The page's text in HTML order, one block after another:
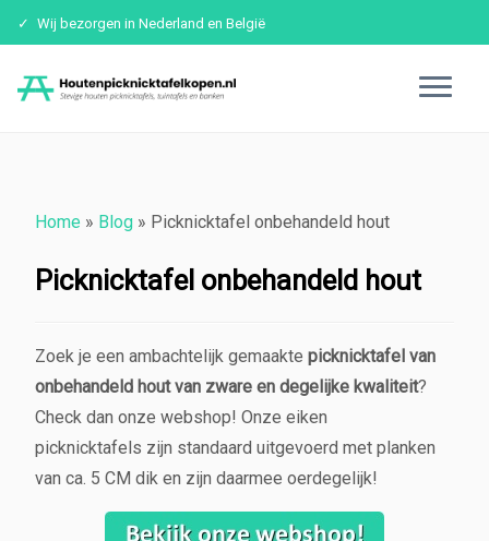
Wij bezorgen in Nederland en België
Home » Blog » Picknicktafel onbehandeld hout
Picknicktafel onbehandeld hout
Zoek je een ambachtelijk gemaakte picknicktafel van
onbehandeld hout van zware en degelijke kwaliteit?
Check dan onze webshop! Onze eiken
picknicktafels zijn standaard uitgevoerd met planken
van ca. 5 CM dik en zijn daarmee oerdegelijk!